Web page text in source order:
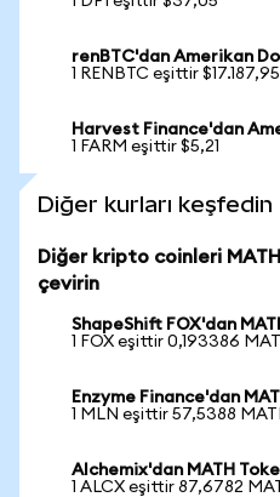
renBTC'dan Amerikan
1 RENBTC eşittir $17.187,95
Harvest Finance'dan
1 FARM eşittir $5,21
Diğer kurları keşfedin
Diğer kripto coinleri
çevirin
ShapeShift FOX'dan
1 FOX eşittir 0,193386
Enzyme Finance'dan
1 MLN eşittir 57,5388
Alchemix'dan MATH
1 ALCX eşittir 87,6782